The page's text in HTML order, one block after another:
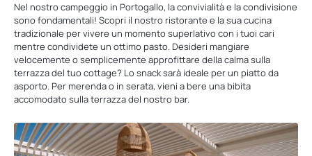
Nel nostro campeggio in Portogallo, la convivialità e la condivisione
sono fondamentali! Scopri il nostro ristorante e la sua cucina
tradizionale per vivere un momento superlativo con i tuoi cari
mentre condividete un ottimo pasto. Desideri mangiare
velocemente o semplicemente approfittare della calma sulla
terrazza del tuo cottage? Lo snack sarà ideale per un piatto da
asporto. Per merenda o in serata, vieni a bere una bibita
accomodato sulla terrazza del nostro bar.